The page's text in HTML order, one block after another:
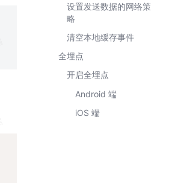
设置发送数据的网络策
略
清空本地缓存事件
全埋点
开启全埋点
Android 端
iOS 端